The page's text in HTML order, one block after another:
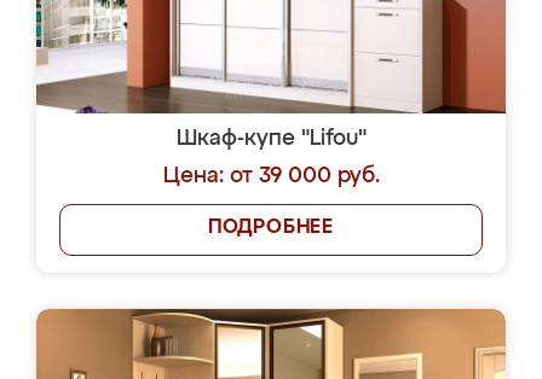
Шкаф-купе "Lifou"
Цена: от 39 000 руб.
ПОДРОБНЕЕ